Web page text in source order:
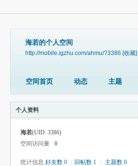
海若的个人空间
http://mobile.igzhu.com/ahmu/?3386 [收藏]
空间首页 动态 主题
个人资料
海若(UID: 3386)
空间访问量
0
统计信息 好友数 0 回帖数 1 主题数 0